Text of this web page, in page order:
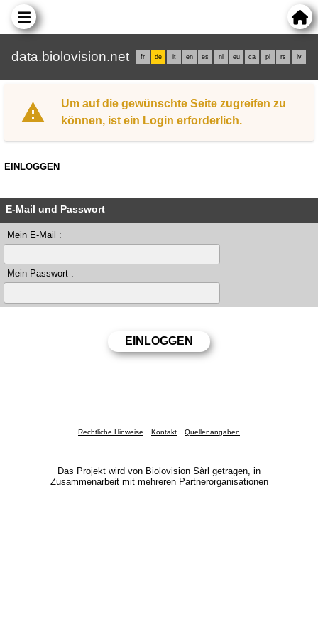
data.biolovision.net fr de it en es nl eu ca pl rs lv
Um auf die gewünschte Seite zugreifen zu
können, ist ein Login erforderlich.
EINLOGGEN
E-Mail und Passwort
Mein E-Mail :
Mein Passwort :
Rechtliche Hinweise Kontakt Quellenangaben
Das Projekt wird von Biolovision Sàrl getragen, in
Zusammenarbeit mit mehreren Partnerorganisationen